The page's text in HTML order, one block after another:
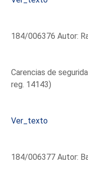
184/006376 Autor:
Carencias de
reg. 14143)
Ver_texto
184/006377 Autor: